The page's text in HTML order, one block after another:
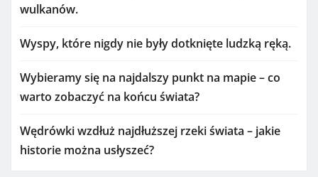
wulkanów.
Wyspy, które nigdy nie były dotknięte ludzką ręką.
Wybieramy się na najdalszy punkt na mapie – co
warto zobaczyć na końcu świata?
Wędrówki wzdłuż najdłuższej rzeki świata – jakie
historie można usłyszeć?